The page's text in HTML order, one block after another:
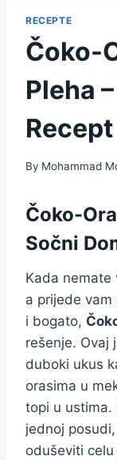
RECEPTE
Čoko-
Pleha
Recept
By Mohammad
Čoko-
Sočni
Kada nemate
a prijede
i bogato,
rešenje. Ovaj
duboki ukus
orasima u
topi u ustima.
jednoj
oduševiti